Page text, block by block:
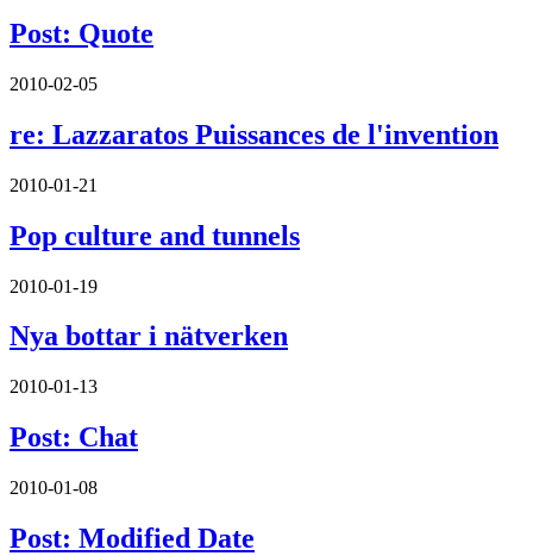
Post: Quote
2010-02-05
re: Lazzaratos Puissances de l'invention
2010-01-21
Pop culture and tunnels
2010-01-19
Nya bottar i nätverken
2010-01-13
Post: Chat
2010-01-08
Post: Modified Date